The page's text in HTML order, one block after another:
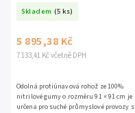
Skladem (5 ks)
7 133,41 Kč včetně DPH
5 895,38 Kč
Odolná protiúnavová rohož ze 100%
nitrilové gumy o rozměru 91 × 91 cm je
určena pro suché průmyslové provozy s